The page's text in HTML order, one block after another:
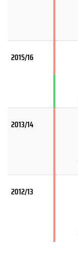
2015/16
2013/14
2012/13